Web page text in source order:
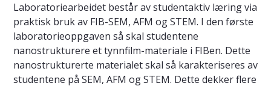
Laboratoriearbeidet består av studentaktiv læring via
praktisk bruk av FIB-SEM, AFM og STEM. I den første
laboratorieoppgaven så skal studentene
nanostrukturere et tynnfilm-materiale i FIBen. Dette
nanostrukturerte materialet skal så karakteriseres av
studentene på SEM, AFM og STEM. Dette dekker flere